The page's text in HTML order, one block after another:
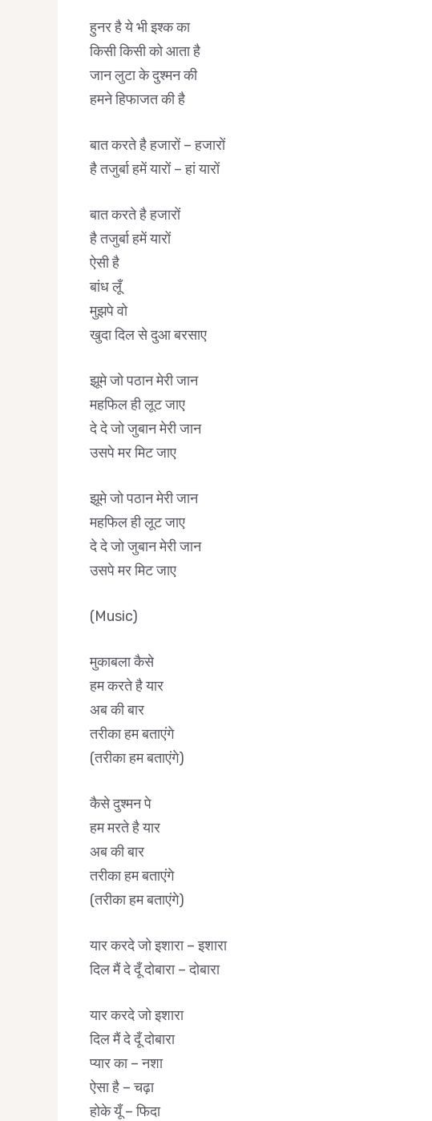
हुनर है ये भी इश्क का
किसी किसी को आता है
जान लुटा के दुश्मन की
हमने हिफाजत की है
बात करते है हजारों – हजारों
है तजुर्बा हमें यारों – हां यारों
बात करते है हजारों
है तजुर्बा हमें यारों
ऐसी है
बांध लूँ
मुझपे वो
खुदा दिल से दुआ बरसाए
झूमे जो पठान मेरी जान
महफिल ही लूट जाए
दे दे जो जुबान मेरी जान
उसपे मर मिट जाए
झूमे जो पठान मेरी जान
महफिल ही लूट जाए
दे दे जो जुबान मेरी जान
उसपे मर मिट जाए
(Music)
मुकाबला कैसे
हम करते है यार
अब की बार
तरीका हम बताएंगे
(तरीका हम बताएंगे)
कैसे दुश्मन पे
हम मरते है यार
अब की बार
तरीका हम बताएंगे
(तरीका हम बताएंगे)
यार करदे जो इशारा – इशारा
दिल मैं दे दूँ दोबारा – दोबारा
यार करदे जो इशारा
दिल मैं दे दूँ दोबारा
प्यार का – नशा
ऐसा है – चढ़ा
होके यूँ – फिदा